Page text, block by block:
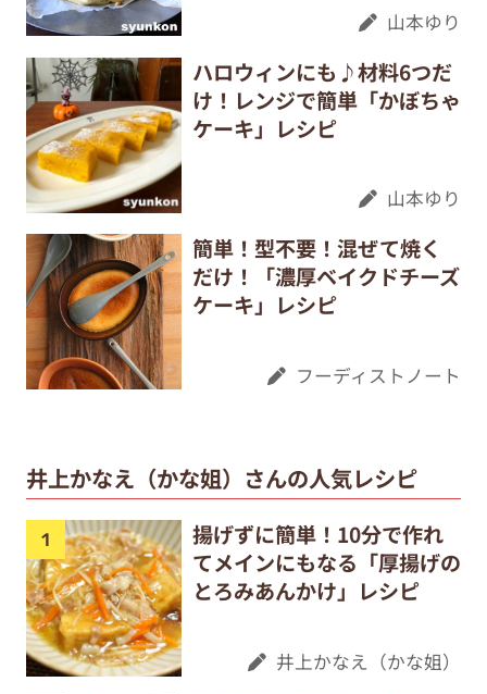
山本ゆり
ハロウィンにも♪材料6つだ
け！レンジで簡単「かぼちゃ
ケーキ」レシピ
山本ゆり
簡単！型不要！混ぜて焼く
だけ！「濃厚ベイクドチーズ
ケーキ」レシピ
フーディストノート
井上かなえ（かな姐）さんの人気レシピ
揚げずに簡単！10分で作れ
てメインにもなる「厚揚げの
とろみあんかけ」レシピ
井上かなえ（かな姐）